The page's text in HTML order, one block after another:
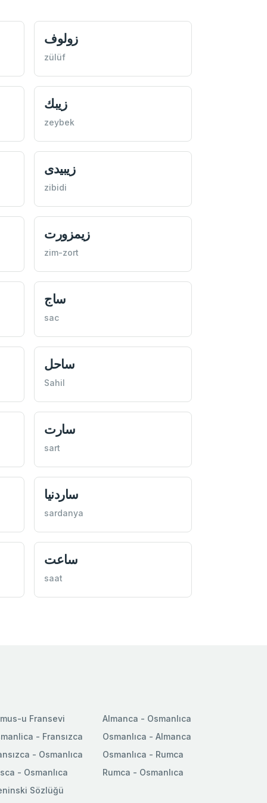
زولوف
zülüf
زیبك
zeybek
زیبیدی
zibidi
زيمزورت
zim-zort
ساج
sac
ساحل
Sahil
سارت
sart
ساردنيا
sardanya
ساعت
saat
u Fransevi
- Fransızca
- Osmanlıca
- Osmanlıca
Sözlüğü
Almanca - Osmanlıca
Osmanlıca - Almanca
Osmanlıca - Rumca
Rumca - Osmanlıca